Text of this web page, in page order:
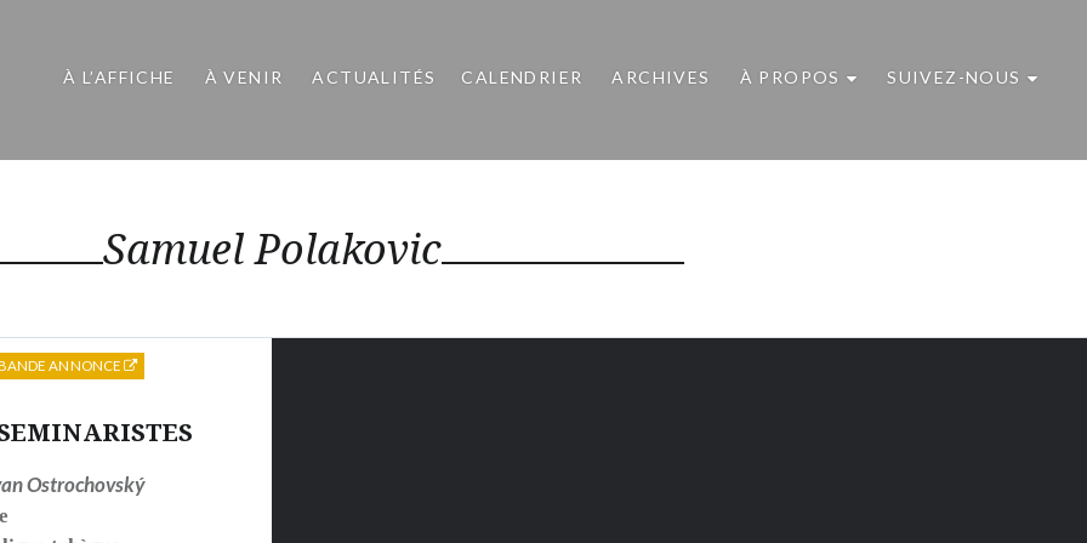
À L’AFFICHE À VENIR ACTUALITÉS CALENDRIER ARCHIVES À PROPOS SUIVEZ-NOUS
Samuel Polakovic
Ostrochovský
ANNONCE